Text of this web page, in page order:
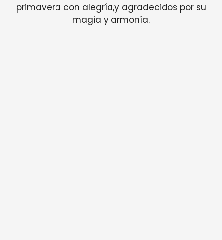
primavera con alegría,y agradecidos por su
magia y armonía.